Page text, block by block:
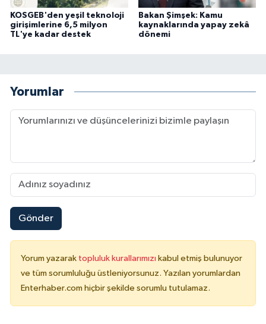
KOSGEB'den yeşil teknoloji
girişimlerine 6,5 milyon
TL'ye kadar destek
Bakan Şimşek: Kamu
kaynaklarında yapay zekâ
dönemi
Yorumlar
Gönder
Yorum yazarak topluluk kurallarımızı kabul etmiş bulunuyor
ve tüm sorumluluğu üstleniyorsunuz. Yazılan yorumlardan
Enterhaber.com hiçbir şekilde sorumlu tutulamaz.